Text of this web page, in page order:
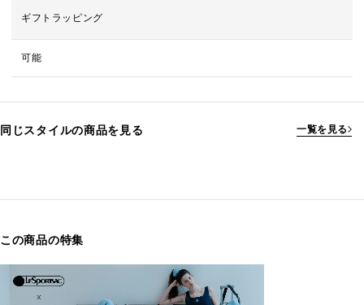
ギフトラッピング
可能
同じスタイルの商品を見る 一覧を見る
この商品の特集